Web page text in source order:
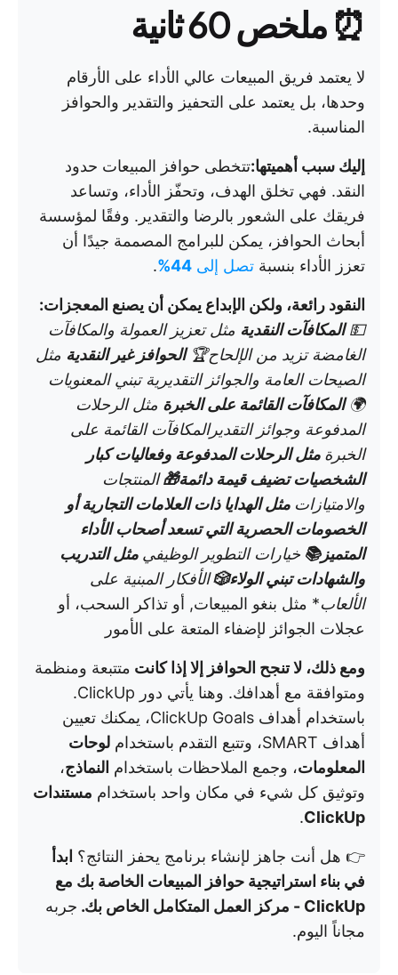
⏰ ملخص 60 ثانية
لا يعتمد فريق المبيعات عالي الأداء على الأرقام
وحدها، بل يعتمد على التحفيز والتقدير والحوافز
المناسبة.
إليك سبب أهميتها:تتخطى حوافز المبيعات حدود
النقد. فهي تخلق الهدف، وتحفّز الأداء، وتساعد
فريقك على الشعور بالرضا والتقدير. وفقًا لمؤسسة
أبحاث الحوافز، يمكن للبرامج المصممة جيدًا أن
تعزز الأداء بنسبة تصل إلى 44%
.
النقود رائعة، ولكن الإبداع يمكن أن يصنع المعجزات:
💵المكافآت النقدية مثل تعزيز العمولة والمكافآت
الغامضة تزيد من الإلحاح🏆الحوافز غير النقدية مثل
الصيحات العامة والجوائز التقديرية تبني المعنويات
🌍المكافآت القائمة على الخبرة مثل الرحلات
المدفوعة وجوائز التقديرالمكافآت القائمة على
الخبرة مثل الرحلات المدفوعة وفعاليات كبار
الشخصيات تضيف قيمة دائمة🎁المنتجات
والامتيازات مثل الهدايا ذات العلامات التجارية أو
الخصومات الحصرية التي تسعد أصحاب الأداء
المتميز📚 خيارات التطوير الوظيفي مثل التدريب
والشهادات تبني الولاء🎲الأفكار المبنية على
الألعاب* مثل بنغو المبيعات, أو تذاكر السحب، أو
عجلات الجوائز لإضفاء المتعة على الأمور
ومع ذلك، لا تنجح الحوافز إلا إذا كانت متتبعة ومنظمة
ومتوافقة مع أهدافك. وهنا يأتي دور ClickUp.
باستخدام أهداف ClickUp Goals، يمكنك تعيين
أهداف SMART، وتتبع التقدم باستخدام
لوحات
المعلومات، وجمع الملاحظات باستخدام النماذج،
وتوثيق كل شيء في مكان واحد باستخدام مستندات
ClickUp
.
👉 هل أنت جاهز لإنشاء برنامج يحفز النتائج؟ ابدأ
في بناء استراتيجية حوافز المبيعات الخاصة بك مع
ClickUp - مركز العمل المتكامل الخاص بك.
جربه
مجاناً اليوم.